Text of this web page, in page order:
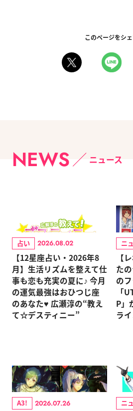
このページをシ
NEWS ニュース
占い 2026.08.02
【12星座占い・2026年8
月】生活リズムを整えて仕
事も恋も充実の夏に♪ 今月
の運気最強はおひつじ座
のあなた♥ 広瀬淳の“教え
て☆デスティニー”
ニ
【
た
の
「
P」
ラ
A3! 2026.07.26 ニ